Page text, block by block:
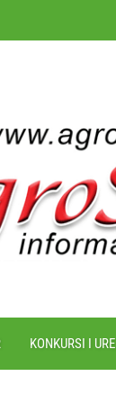
KONKURSI I